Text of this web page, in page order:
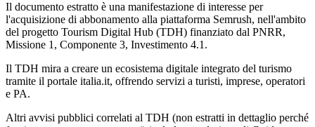
Il documento estratto è una manifestazione di interesse per
l'acquisizione di abbonamento alla piattaforma Semrush, nell'ambito
del progetto Tourism Digital Hub (TDH) finanziato dal PNRR,
Missione 1, Componente 3, Investimento 4.1.
Il TDH mira a creare un ecosistema digitale integrato del turismo
tramite il portale italia.it, offrendo servizi a turisti, imprese, operatori
e PA.
Altri avvisi pubblici correlati al TDH (non estratti in dettaglio perché